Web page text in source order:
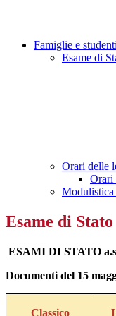
Famiglie e studenti
Esame di
Orari delle
Orari
Modulistica
Esame di Stato
ESAMI DI STATO
Documenti del 15
Classico